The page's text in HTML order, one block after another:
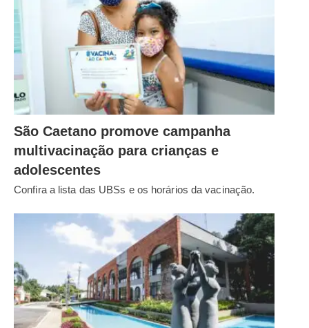
São Caetano promove campanha
multivacinação para crianças e
adolescentes
Confira a lista das UBSs e os horários da vacinação.